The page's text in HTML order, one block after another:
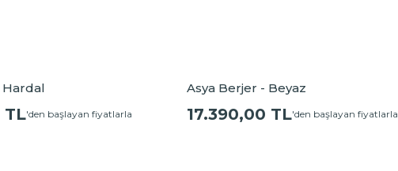
Hardal
TL'den başlayan fiyatlarla
Asya Berjer - Beyaz
17.390,00 TL'den başlayan fiyatlarla